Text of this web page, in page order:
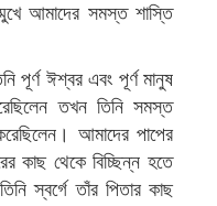
আমাদের সমস্ত শাস্তি
পূর্ণ ঈশ্বর এবং পূর্ণ মানুষ
তখন তিনি সমস্ত
আমাদের পাপের
কাছ থেকে বিচ্ছিন্ন হতে
স্বর্গে তাঁর পিতার কাছ